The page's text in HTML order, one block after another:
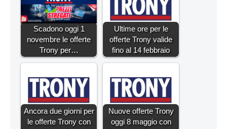
Scadono oggi 1
novembre le offerte
Trony per…
Ultime ore per le
offerte Trony valide
fino al 14 febbraio
Ancora due giorni per
le offerte Trony con
Nuove offerte Trony
oggi 8 maggio con